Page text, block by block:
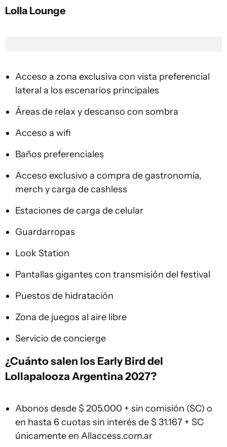
Lolla Lounge
Acceso a zona exclusiva con vista preferencial
lateral a los escenarios principales
Áreas de relax y descanso con sombra
Acceso a wifi
Baños preferenciales
Acceso exclusivo a compra de gastronomía,
merch y carga de cashless
Estaciones de carga de celular
Guardarropas
Look Station
Pantallas gigantes con transmisión del festival
Puestos de hidratación
Zona de juegos al aire libre
Servicio de concierge
¿Cuánto salen los Early Bird del
Lollapalooza Argentina 2027?
Abonos desde $ 205.000 + sin comisión (SC) o
en hasta 6 cuotas sin interés de $ 31.167 + SC
únicamente en Allaccess.com.ar